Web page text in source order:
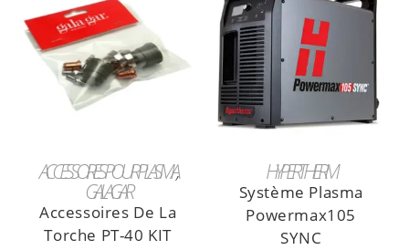
ACCESSOIRES POUR PLASMA
GALAGAR
Accessoires De La
Torche PT-40 KIT
HYPERTHERM
Système Plasma
Powermax105
SYNC